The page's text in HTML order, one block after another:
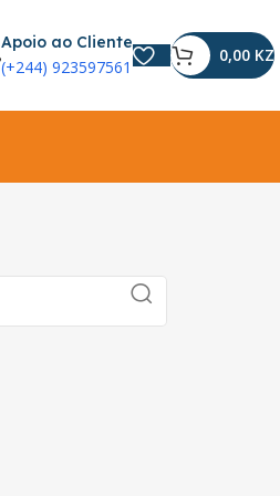
Apoio ao Cliente
(+244) 923597561
0,00 KZ